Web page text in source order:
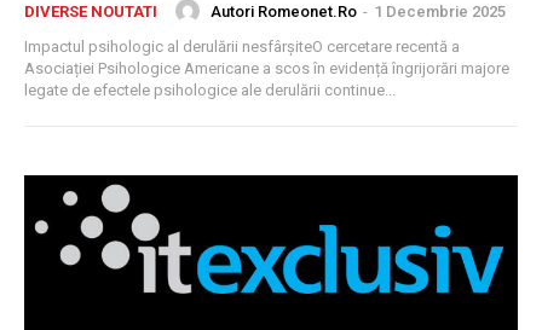
DIVERSE NOUTATI Autori Romeonet.ro - 1 Decembrie 2025
Impactul psihologic al derulării nesfârșiteO cercetare recentă a
Asociației Psihologice Americane a scos în evidență îngrijorări majore
legate de efectele psihologice ale derulării continue...